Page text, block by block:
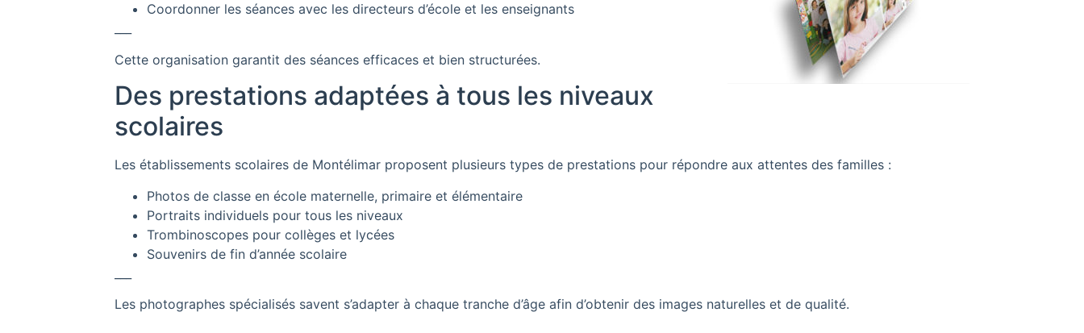
Coordonner les séances avec les directeurs d’école et les enseignants
Cette organisation garantit des séances efficaces et bien structurées.
Des prestations adaptées à tous les niveaux
scolaires
Les établissements scolaires de Montélimar proposent plusieurs types de prestations pour répondre aux attentes des familles :
Photos de classe en école maternelle, primaire et élémentaire
Portraits individuels pour tous les niveaux
Trombinoscopes pour collèges et lycées
Souvenirs de fin d’année scolaire
Les photographes spécialisés savent s’adapter à chaque tranche d’âge afin d’obtenir des images naturelles et de qualité.